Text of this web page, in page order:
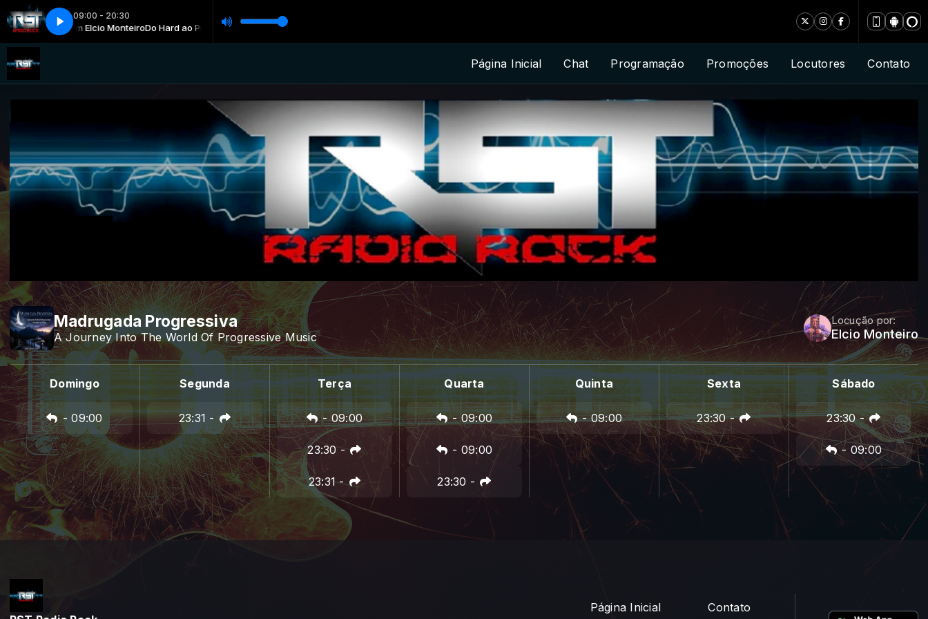
09:00 - 20:30
Rock) com Elcio MonteiroDo Hard ao Progressivo (Classic Rock) com Elcio Monteiro
Faces - Tell Everyone
Página Inicial Chat Programação Promoções Locutores Contato
Madrugada Progressiva
A Journey Into The World Of Progressive Music
Locução por:
Elcio Monteiro
Domingo
-09:00
Segunda
23:31 -
Terça
-09:00
23:30-
23:31-
Quarta
-09:00
- 09:00
23:30 -
Quinta
-09:00
Sexta
23:30-
Sábado
23:30-
-09:00
Página Inicial Contato